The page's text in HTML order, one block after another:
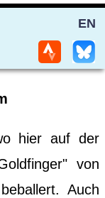
EN
hier auf der
von
Auch